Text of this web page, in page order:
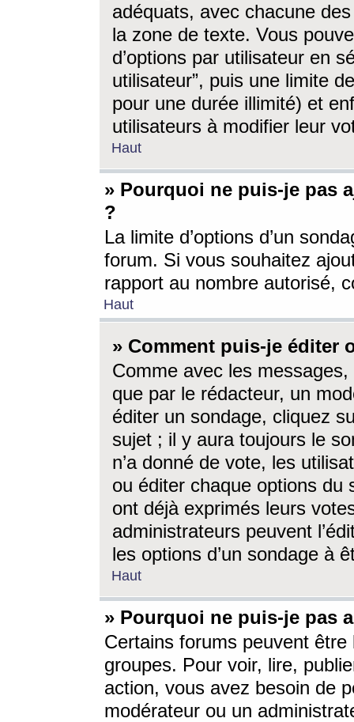
adéquats, avec chacune
la zone de texte. Vous
d’options par utilisateur en
utilisateur”, puis une limite
pour une durée illimité) et
utilisateurs à modifier leur
Haut
» Pourquoi ne puis-je pas
?
La limite d’options d’un
forum. Si vous souhaitez
rapport au nombre autorisé,
Haut
» Comment puis-je éditer
Comme avec les
que par le rédacteur, un
éditer un sondage, cliquez
sujet ; il y aura toujours le
n’a donné de vote, les
ou éditer chaque options du
ont déjà exprimés leurs
administrateurs peuvent
les options d’un sondage à
Haut
» Pourquoi ne puis-je pas
Certains forums peuvent être
groupes. Pour voir, lire,
action, vous avez besoin de
modérateur ou un